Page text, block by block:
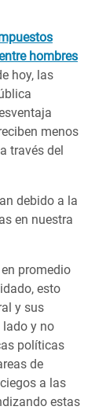
hombres
hoy, las
menos
través del
debido a la
en nuestra
promedio
esto
y sus
lado y no
políticas
de
a las
estas